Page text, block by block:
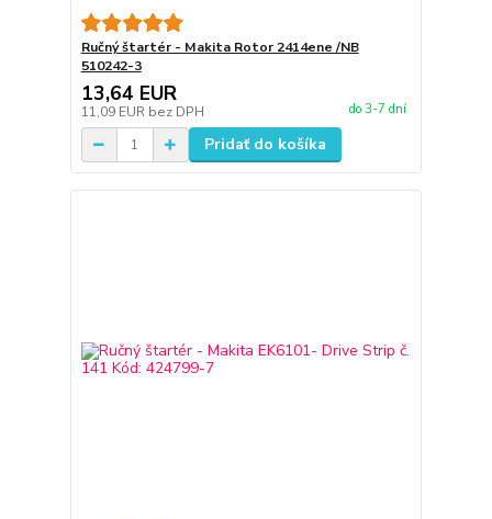
Ručný štartér - Makita Rotor 2414ene /NB
510242-3
13,64 EUR
11,09 EUR bez DPH do 3-7 dní
Pridať do košíka